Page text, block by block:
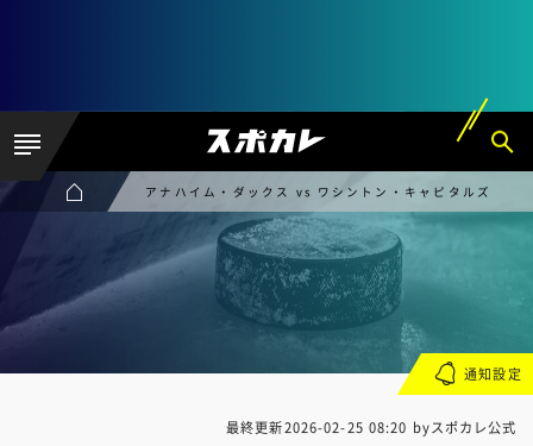
アナハイム・ダックス vs ワシントン・キャピタルズ
最終更新2026-02-25 08:20 byスポカレ公式
通知設定